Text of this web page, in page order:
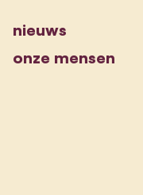
nieuws
onze mensen